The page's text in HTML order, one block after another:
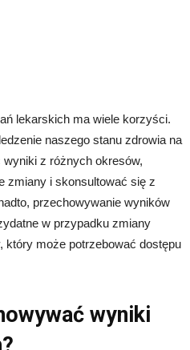
lekarskich ma wiele korzyści.
naszego stanu zdrowia na
z różnych okresów,
zmiany i skonsultować się z
przechowywanie wyników
w przypadku zmiany
który może potrzebować dostępu
wyniki